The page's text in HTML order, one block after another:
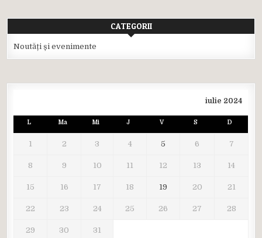
CATEGORII
Noutăți și evenimente
iulie 2024
L Ma Mi J V S D
1 2 3 4 5 6 7
8 9 10 11 12 13 14
15 16 17 18 19 20 21
22 23 24 25 26 27 28
29 30
31